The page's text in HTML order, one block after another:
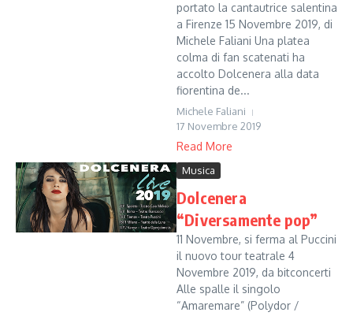
portato la cantautrice salentina
a Firenze 15 Novembre 2019, di
Michele Faliani Una platea
colma di fan scatenati ha
accolto Dolcenera alla data
fiorentina de...
Michele Faliani
17 Novembre 2019
Read More
Musica
Dolcenera
“Diversamente pop”
11 Novembre, si ferma al Puccini
il nuovo tour teatrale 4
Novembre 2019, da bitconcerti
Alle spalle il singolo
“Amaremare” (Polydor /